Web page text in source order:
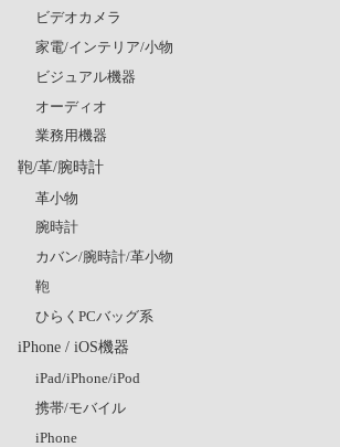
ビデオカメラ
家電/インテリア/小物
ビジュアル機器
オーディオ
業務用機器
鞄/革/腕時計
革小物
腕時計
カバン/腕時計/革小物
鞄
ひらくPCバッグ系
iPhone / iOS機器
iPad/iPhone/iPod
携帯/モバイル
iPhone